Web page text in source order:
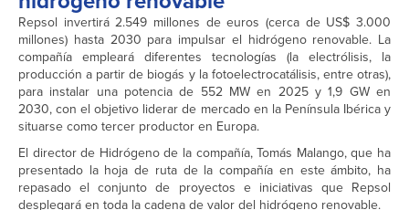
Repsol invertirá 2.549 millones de euros (cerca de US$ 3.000
millones) hasta 2030 para impulsar el hidrógeno renovable. La
compañía empleará diferentes tecnologías (la electrólisis, la
producción a partir de biogás y la fotoelectrocatálisis, entre otras),
para instalar una potencia de 552 MW en 2025 y 1,9 GW en
2030, con el objetivo liderar de mercado en la Península Ibérica y
situarse como tercer productor en Europa.
El director de Hidrógeno de la compañía, Tomás Malango, que ha
presentado la hoja de ruta de la compañía en este ámbito, ha
repasado el conjunto de proyectos e iniciativas que Repsol
desplegará en toda la cadena de valor del hidrógeno renovable.